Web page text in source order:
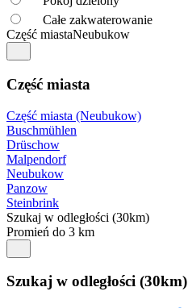
Całe zakwaterowanie
Część miastaNeubukow
Część miasta
Część miasta (Neubukow)
Buschmühlen
Drüschow
Malpendorf
Neubukow
Panzow
Steinbrink
Szukaj w odległości (30km)
Promień do 3 km
Szukaj w odległości (30km)